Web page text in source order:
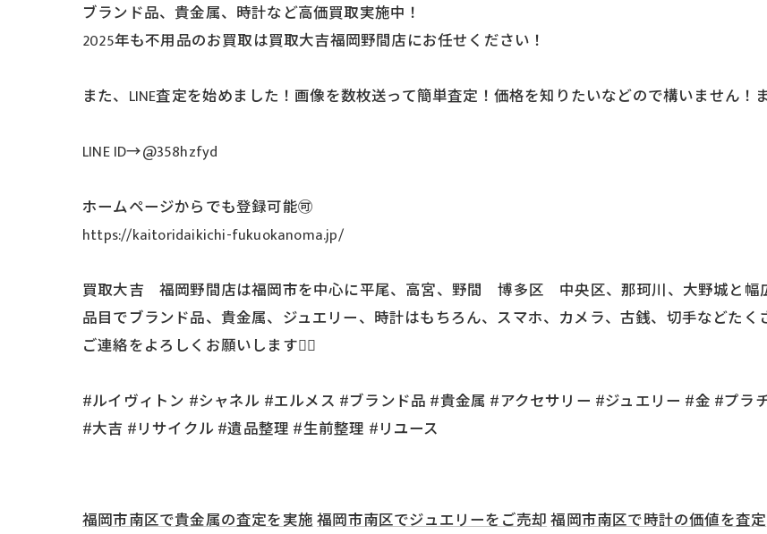
ブランド品、貴金属、時計など高価買取実施中！
2025年も不用品のお買取は買取大吉福岡野間店にお任せください！
また、LINE査定を始めました！画像を数枚送って簡単査定！価格を知りたいなどので構いません
LINE ID→@358hzfyd
ホームページからでも登録可能🉑
https://kaitoridaikichi-fukuokanoma.jp/
買取大吉 福岡野間店は福岡市を中心に平尾、高宮、野間 博多区 中央区、那珂川、大野城と幅
品目でブランド品、貴金属、ジュエリー、時計はもちろん、スマホ、カメラ、古銭、切手などた
ご連絡をよろしくお願いします🙇‍♂️
#ルイヴィトン #シャネル #エルメス #ブランド品 #貴金属 #アクセサリー #ジュエリー #金 #プ
#大吉 #リサイクル #遺品整理 #生前整理 #リユース
福岡市南区で貴金属の査定を実施福岡市南区でジュエリーをご売却福岡市南区で時計の価値を査定